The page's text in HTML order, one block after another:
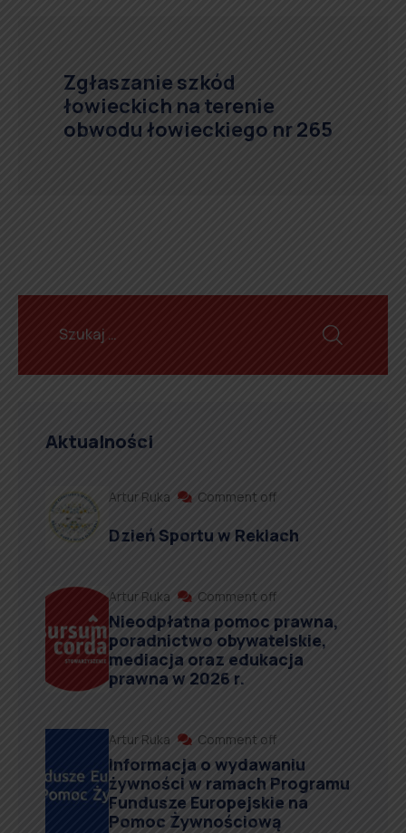
Zgłaszanie szkód
łowieckich na terenie
obwodu łowieckiego nr 265
Aktualności
Artur Ruka Comment off
Dzień Sportu w Reklach
Artur Ruka Comment off
Nieodpłatna pomoc prawna,
poradnictwo obywatelskie,
mediacja oraz edukacja
prawna w 2026 r.
Artur Ruka Comment off
Informacja o wydawaniu
żywności w ramach Programu
Fundusze Europejskie na
Pomoc Żywnościową